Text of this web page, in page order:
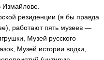
резиденции (я бы правда
работают пять музеев —
Музей русского
Музей истории водки,